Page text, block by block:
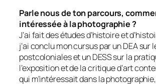
Parle nous de ton parcours,
intéressée à la photographie ?
J’ai fait des études d’histoire et
j’ai conclu mon cursus par un DEA sur
postcoloniales et un DESS sur la
l’exposition et de la critique d’art
qui m’intéressait dans la